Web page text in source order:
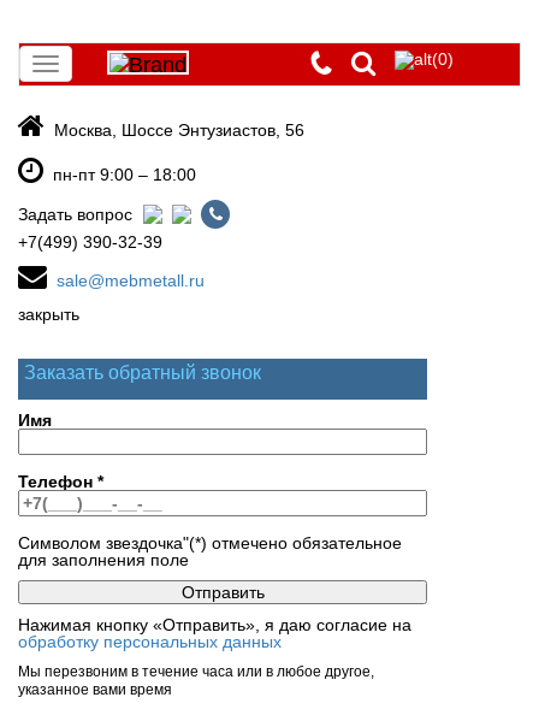
Toggle
navigation
(0)
Москва, Шоссе Энтузиастов, 56
пн-пт 9:00 – 18:00
Задать вопрос
+7(499) 390-32-39
sale@mebmetall.ru
закрыть
Заказать обратный звонок
Имя
Телефон *
Символом звездочка"(*) отмечено обязательное
для заполнения поле
Нажимая кнопку «Отправить», я даю согласие на
обработку персональных данных
Мы перезвоним в течение часа или в любое другое,
указанное вами время